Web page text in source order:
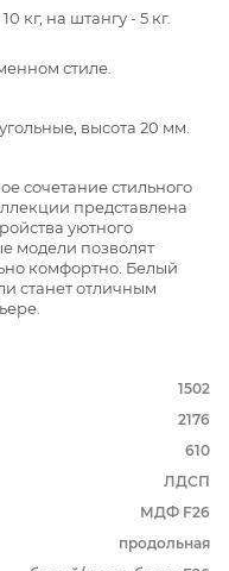
кг, на штангу - 5 кг.
стиле.
высота 20 мм.
сочетание стильного
представлена
уютного
модели позволят
комфортно. Белый
станет отличным
1502
2176
610
ЛДСП
МДФ F26
продольная